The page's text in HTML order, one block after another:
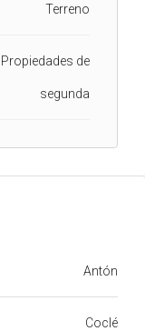
Terreno
Propiedades de
segunda
Antón
Coclé